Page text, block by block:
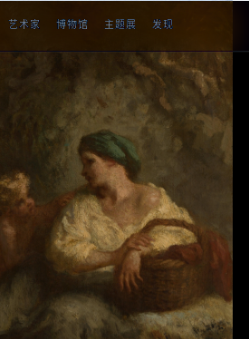
艺术家 博物馆 主题展 发现
5
个
看